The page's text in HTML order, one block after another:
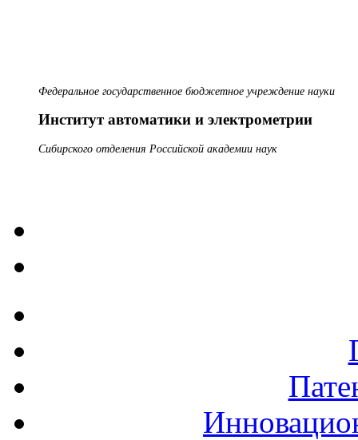
Федеральное государственное бюджетное учреждение науки
Институт автоматики и электрометрии
Сибирского отделения Российской академии наук